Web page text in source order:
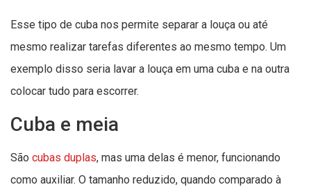
Esse tipo de cuba nos permite separar a louça ou até
mesmo realizar tarefas diferentes ao mesmo tempo. Um
exemplo disso seria lavar a louça em uma cuba e na outra
colocar tudo para escorrer.
Cuba e meia
São cubas duplas, mas uma delas é menor, funcionando
como auxiliar. O tamanho reduzido, quando comparado à